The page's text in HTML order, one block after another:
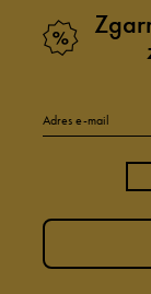
Adres e-mail